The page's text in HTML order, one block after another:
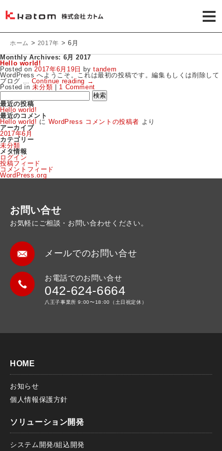
ホーム > 2017年 > 6月
Monthly Archives: 6月 2017
Hello world!
Posted on 2017年6月19日 by tandem
WordPress へようこそ。これは最初の投稿です。編集もしくは削除して
ブログ … Continue reading →
Posted in 未分類 1 Comment
検
索:
最近の投稿
Hello world!
最近のコメント
Hello world! に WordPress コメントの投稿者 より
アーカイブ
2017年6月
カテゴリー
未分類
メタ情報
ログイン
投稿フィード
コメントフィード
WordPress.org
お問い合せ
お気軽にご相談・お問い合わせください。
メールでのお問い合せ
お電話でのお問い合せ
042-624-6664
八王子事業所 9:00〜18:00（土日祝定休）
HOME
お知らせ
個人情報保護方針
ソリューション開発
システム開発/組込開発